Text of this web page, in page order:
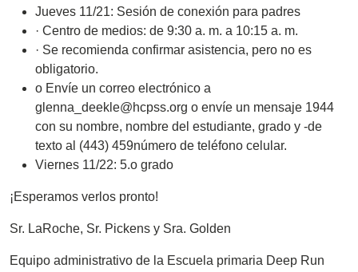
Jueves 11/21: Sesión de conexión para padres
· Centro de medios: de 9:30 a. m. a 10:15 a. m.
· Se recomienda confirmar asistencia, pero no es
obligatorio.
o Envíe un correo electrónico a
glenna_deekle@hcpss.org o envíe un mensaje 1944
con su nombre, nombre del estudiante, grado y -de
texto al (443) 459número de teléfono celular.
Viernes 11/22: 5.o grado
¡Esperamos verlos pronto!
Sr. LaRoche, Sr. Pickens y Sra. Golden
Equipo administrativo de la Escuela primaria Deep Run